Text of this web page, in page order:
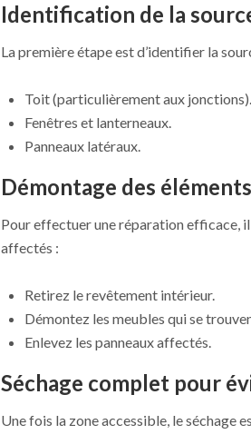
Identification de la
La première étape est d’identifier la
Toit (particulièrement aux jonctions).
Fenêtres et lanterneaux.
Panneaux latéraux.
Démontage des
Pour effectuer une réparation efficace,
affectés :
Retirez le revêtement intérieur.
Démontez les meubles qui se
Enlevez les panneaux affectés.
Séchage complet pour
Une fois la zone accessible, le séchage